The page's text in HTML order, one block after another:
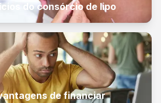
do consórcio de lipo
de financiar